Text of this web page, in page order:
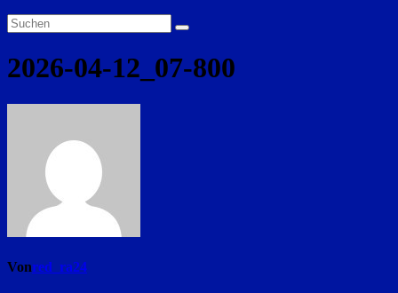
2026-04-12_07-800
Vonred_ra24